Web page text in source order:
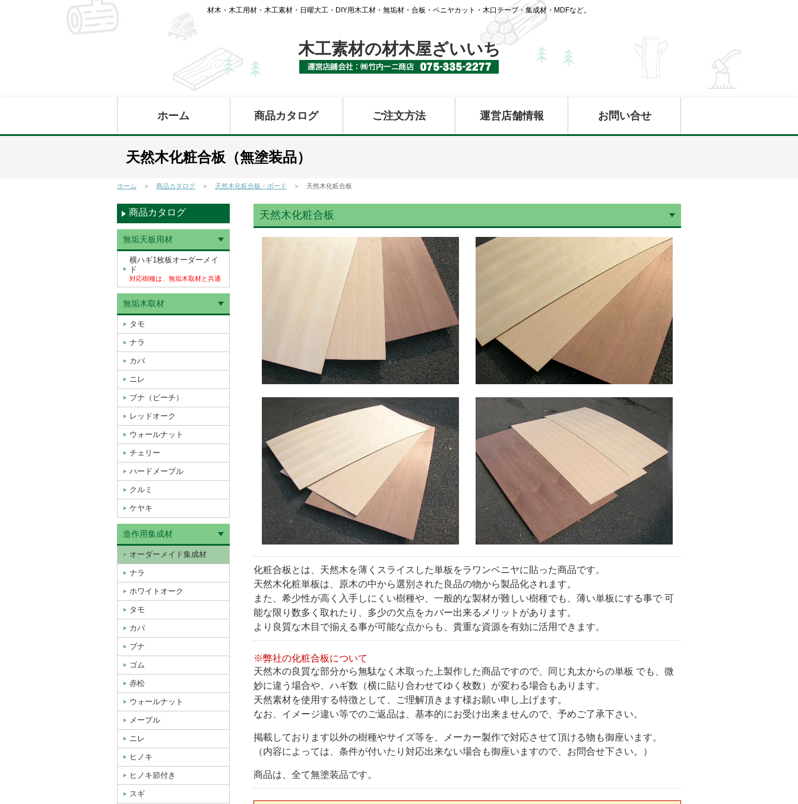
材木・木工用材・木工素材・日曜大工・DIY用木工材・無垢材・合板・ベニヤカット・木口テープ・集成材・MDFなど。
木工素材の材木屋ざいいち
ホーム 商品カタログ ご注文方法 運営店舗情報 お問い合せ
天然木化粧合板（無塗装品）
ホーム ＞ 商品カタログ ＞ 天然木化粧合板・ボード ＞ 天然木化粧合板
天然木化粧合板
化粧合板とは、天然木を薄くスライスした単板をラワンベニヤに貼った商品です。
天然木化粧単板は、原木の中から選別された良品の物から製品化されます。
また、希少性が高く入手しにくい樹種や、一般的な製材が難しい樹種でも、薄い単板にする事で 可
能な限り数多く取れたり、多少の欠点をカバー出来るメリットがあります。
より良質な木目で揃える事が可能な点からも、貴重な資源を有効に活用できます。
※弊社の化粧合板について
天然木の良質な部分から無駄なく木取った上製作した商品ですので、同じ丸太からの単板 でも、微
妙に違う場合や、ハギ数（横に貼り合わせてゆく枚数）が変わる場合もあります。
天然素材を使用する特徴として、ご理解頂きます様お願い申し上げます。
なお、イメージ違い等でのご返品は、基本的にお受け出来ませんので、予めご了承下さい。
掲載しております以外の樹種やサイズ等を、メーカー製作で対応させて頂ける物も御座います。
（内容によっては、条件が付いたり対応出来ない場合も御座いますので、お問合せ下さい。）
商品は、全て無塗装品です。
商品カタログ
無垢天板用材
横ハギ1枚板オーダーメイ
ド
対応樹種は、無垢木取材と共通
無垢木取材
タモ
ナラ
カバ
ニレ
ブナ（ビーチ）
レッドオーク
ウォールナット
チェリー
ハードメープル
クルミ
ケヤキ
造作用集成材
オーダーメイド集成材
ナラ
ホワイトオーク
タモ
カバ
ブナ
ゴム
赤松
ウォールナット
メープル
ニレ
ヒノキ
ヒノキ節付き
スギ